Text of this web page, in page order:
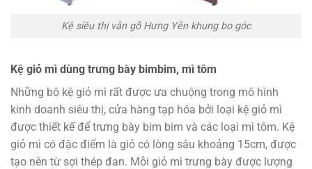
Kệ siêu thị vân gỗ Hưng Yên khung bo góc
Kệ giỏ mì dùng trưng bày bimbim, mì tôm
Những bộ kệ giỏ mì rất được ưa chuộng trong mô hình
kinh doanh siêu thị, cửa hàng tạp hóa bởi loại kệ giỏ mì
được thiết kế để trưng bày bim bim và các loại mì tôm. Kệ
giỏ mì có đặc điểm là giỏ có lòng sâu khoảng 15cm, được
tạo nên từ sợi thép đan. Mỗi giỏ mì trưng bày được lượng